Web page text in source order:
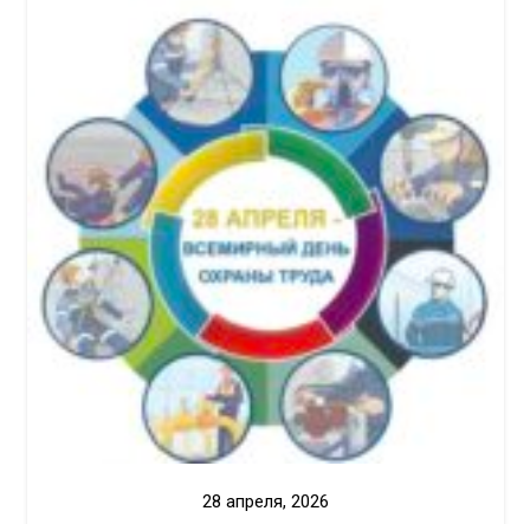
28 апреля, 2026